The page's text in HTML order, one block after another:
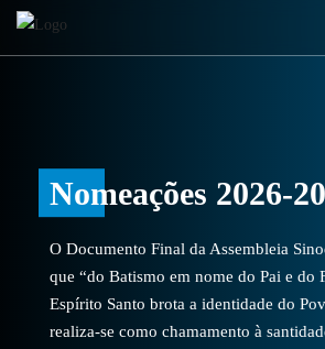
Nomeações 2026-
O Documento Final da Assembleia
que “do Batismo em nome do Pai e do
Espírito Santo brota a identidade do
realiza-se como chamamento à